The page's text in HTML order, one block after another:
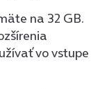
na 32 GB.
vo vstupe